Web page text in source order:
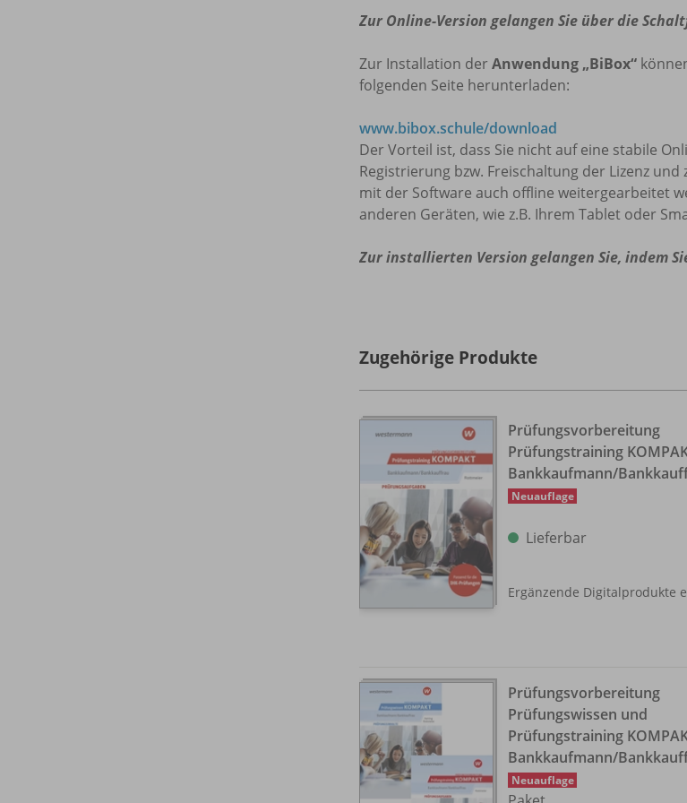
Zur Online-Version gelangen Sie über die
Zur Installation der Anwendung „BiBox“
folgenden Seite herunterladen:
www.bibox.schule/download
Der Vorteil ist, dass Sie nicht auf eine stabile
Registrierung bzw. Freischaltung der Lizenz
mit der Software auch offline weitergearbeitet
anderen Geräten, wie z.B. Ihrem Tablet oder
Zur installierten Version gelangen Sie, indem
Zugehörige Produkte
Prüfungsvorbereitung
Prüfungstraining
Bankkaufmann/
Neuauflage
Lieferbar
Ergänzende Digitalprodukte
Prüfungsvorbereitung
Prüfungswissen und
Prüfungstraining
Bankkaufmann/
Neuauflage